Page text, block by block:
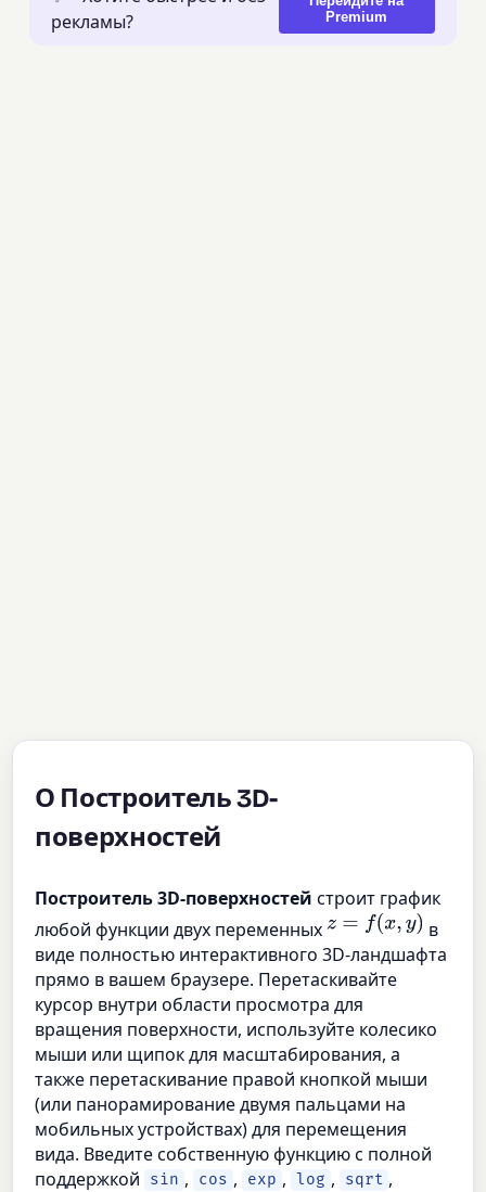
рекламы?
Premium
О Построитель 3D-
поверхностей
Построитель 3D-поверхностей строит график
любой функции двух переменныхz=f(x,y)
в
виде полностью интерактивного 3D-ландшафта
прямо в вашем браузере. Перетаскивайте
курсор внутри области просмотра для
вращения поверхности, используйте колесико
мыши или щипок для масштабирования, а
также перетаскивание правой кнопкой мыши
(или панорамирование двумя пальцами на
мобильных устройствах) для перемещения
вида. Введите собственную функцию с полной
поддержкой
sin , cos , exp , log , sqrt ,